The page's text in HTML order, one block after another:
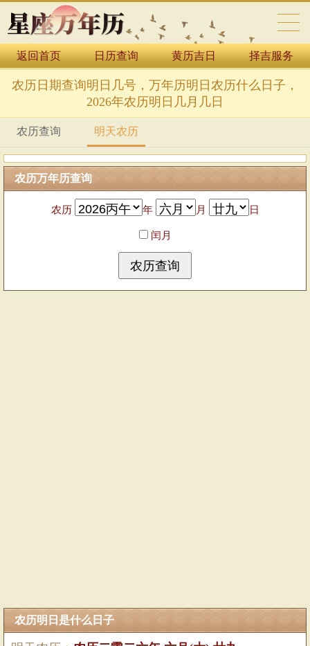
万年历表
返回首页 日历查询 黄历吉日 择吉服务
农历日期查询明日几号，万年历明日农历什么日子，
2026年农历明日几月几日
农历查询 明天农历
农历万年历查询
农历 年 月 日
闰月
农历明日是什么日子